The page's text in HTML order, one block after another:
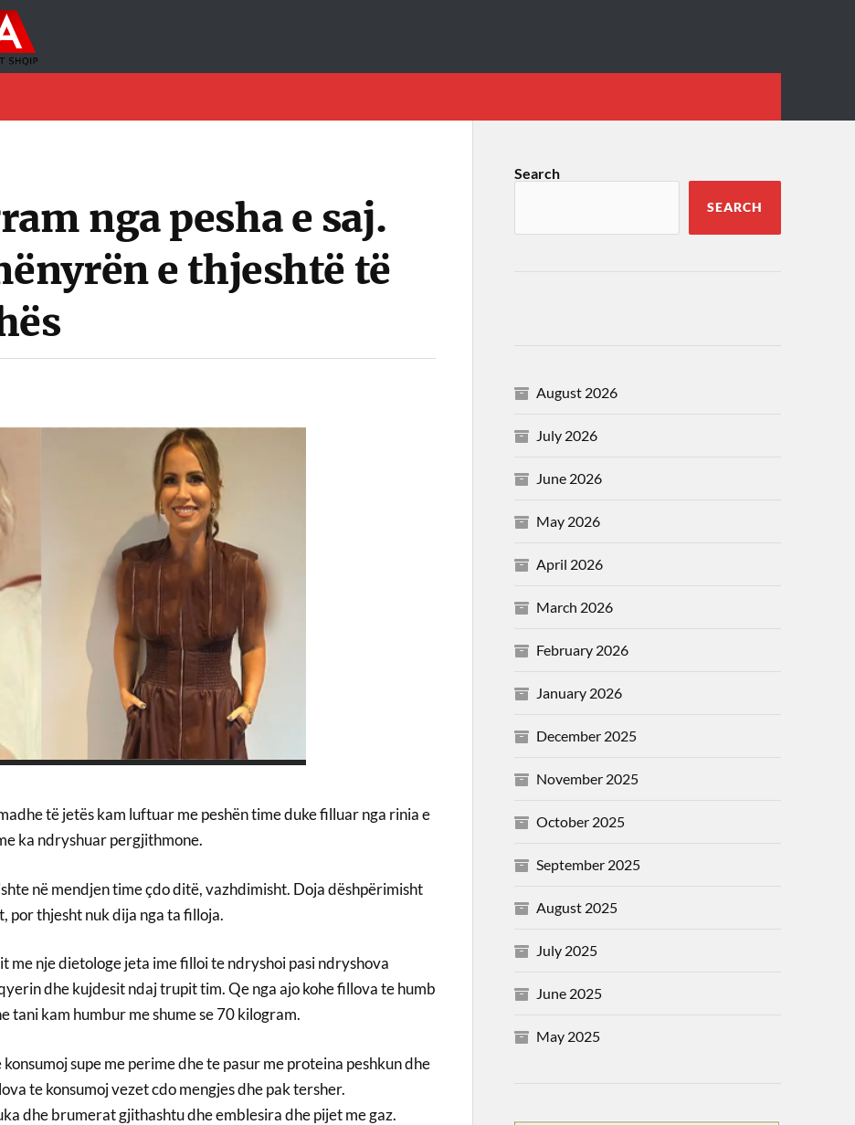
nga pesha e saj.
e thjeshtë të
të jetës kam luftuar me peshën time duke filluar nga rinia e
ka ndryshuar pergjithmone.
në mendjen time çdo ditë, vazhdimisht. Doja dëshpërimisht
por thjesht nuk dija nga ta filloja.
me nje dietologe jeta ime filloi te ndryshoi pasi ndryshova
dhe kujdesit ndaj trupit tim. Qe nga ajo kohe fillova te humb
tani kam humbur me shume se 70 kilogram.
supe me perime dhe te pasur me proteina peshkun dhe
te konsumoj vezet cdo mengjes dhe pak tersher.
dhe brumerat gjithashtu dhe emblesira dhe pijet me gaz.
Search
SEARCH
August 2026
July 2026
June 2026
May 2026
April 2026
March 2026
February 2026
January 2026
December 2025
November 2025
October 2025
September 2025
August 2025
July 2025
June 2025
May 2025